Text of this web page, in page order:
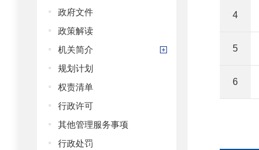
政府文件
政策解读
机关简介
规划计划
权责清单
行政许可
其他管理服务事项
行政处罚
4
5
6